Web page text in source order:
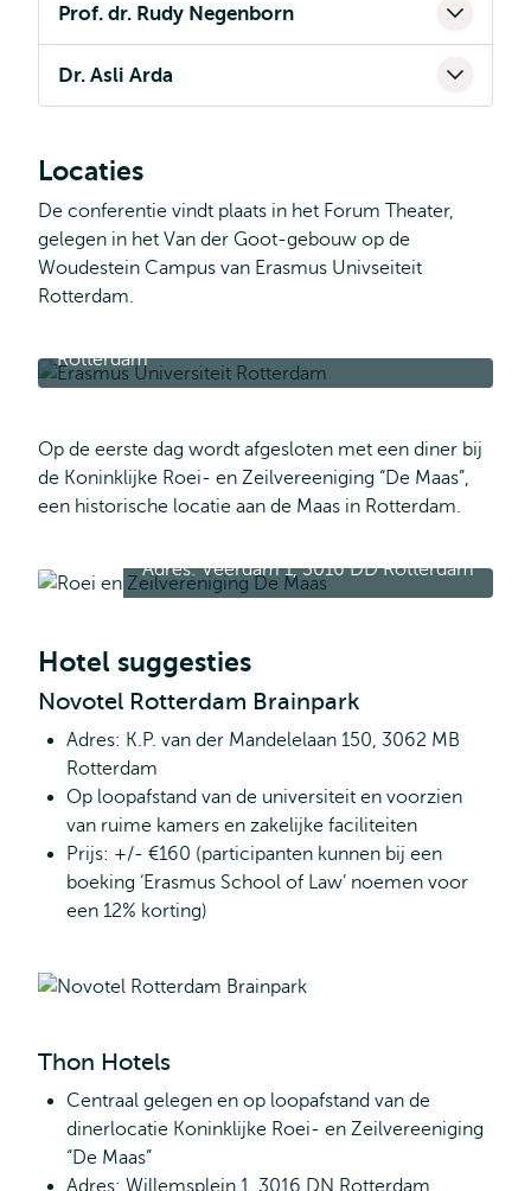
Prof. dr. Rudy Negenborn
Dr. Asli Arda
Locaties
De conferentie vindt plaats in het Forum Theater,
gelegen in het Van der Goot-gebouw op de
Woudestein Campus van Erasmus Univseiteit
Rotterdam.
Rotterdam
Op de eerste dag wordt afgesloten met een diner bij
de Koninklijke Roei- en Zeilvereeniging “De Maas”,
een historische locatie aan de Maas in Rotterdam.
Adres: Veerdam 1, 3016 DD Rotterdam
Hotel suggesties
Novotel Rotterdam Brainpark
Adres: K.P. van der Mandelelaan 150, 3062 MB
Rotterdam
Op loopafstand van de universiteit en voorzien
van ruime kamers en zakelijke faciliteiten
Prijs: +/- €160 (participanten kunnen bij een
boeking ‘Erasmus School of Law’ noemen voor
een 12% korting)
Thon Hotels
Centraal gelegen en op loopafstand van de
dinerlocatie Koninklijke Roei- en Zeilvereeniging
“De Maas”
Adres: Willemsplein 1, 3016 DN Rotterdam